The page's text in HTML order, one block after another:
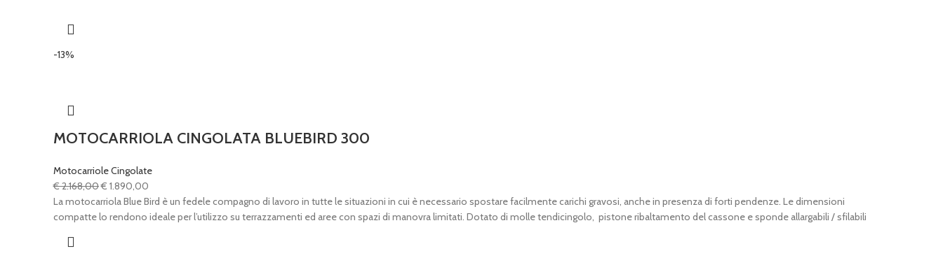
-13%
MOTOCARRIOLA CINGOLATA BLUEBIRD 300
Motocarriole Cingolate
€2.168,00Il
prezzo
originale
€ 1.890,00
prezzo
attuale
La motocarriola Blue Bird è un fedele compagno di lavoro in tutte le situazioni in cui è necessario spostare facilmente carichi gravosi, anche in presenza di forti pendenze. Le dimensioni
compatte lo rendono ideale per l’utilizzo su terrazzamenti ed aree con spazi di manovra limitati. Dotato di molle tendicingolo, pistone ribaltamento del cassone e sponde allargabili / sfilabili